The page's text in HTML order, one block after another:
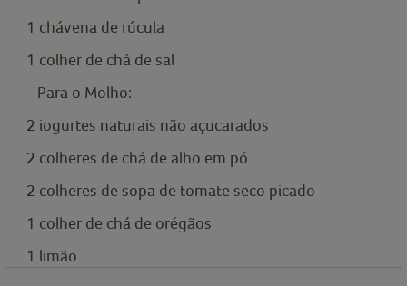
1 chávena de rúcula
1 colher de chá de sal
- Para o Molho:
2 iogurtes naturais não açucarados
2 colheres de chá de alho em pó
2 colheres de sopa de tomate seco picado
1 colher de chá de orégãos
1 limão